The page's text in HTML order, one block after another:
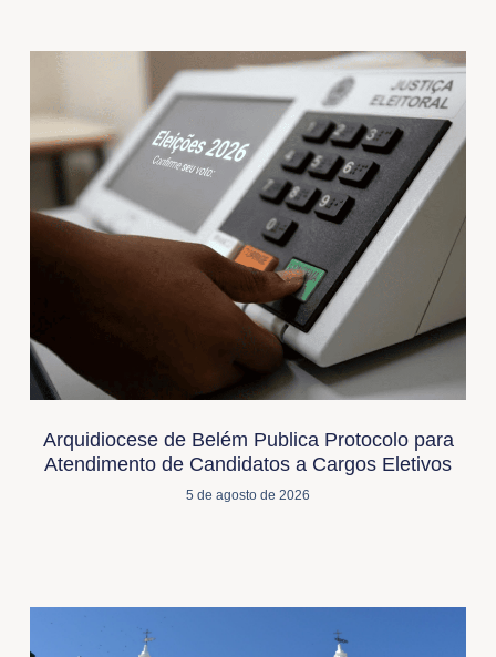
Arquidiocese de Belém Publica Protocolo para
Atendimento de Candidatos a Cargos Eletivos
5 de agosto de 2026